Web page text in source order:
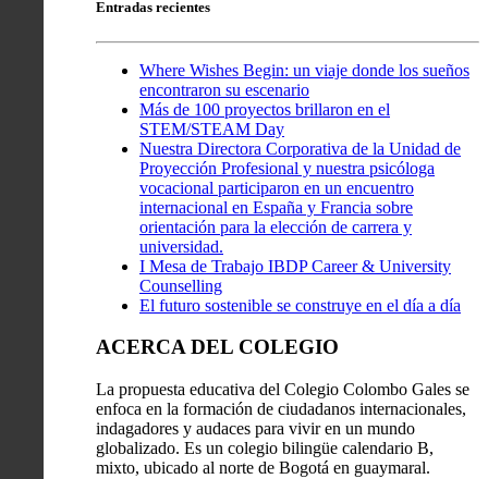
Entradas recientes
Where Wishes Begin: un viaje donde los sueños
encontraron su escenario
Más de 100 proyectos brillaron en el
STEM/STEAM Day
Nuestra Directora Corporativa de la Unidad de
Proyección Profesional y nuestra psicóloga
vocacional participaron en un encuentro
internacional en España y Francia sobre
orientación para la elección de carrera y
universidad.
I Mesa de Trabajo IBDP Career & University
Counselling
El futuro sostenible se construye en el día a día
ACERCA DEL COLEGIO
La propuesta educativa del Colegio Colombo Gales se
enfoca en la formación de ciudadanos internacionales,
indagadores y audaces para vivir en un mundo
globalizado. Es un colegio bilingüe calendario B,
mixto, ubicado al norte de Bogotá en guaymaral.